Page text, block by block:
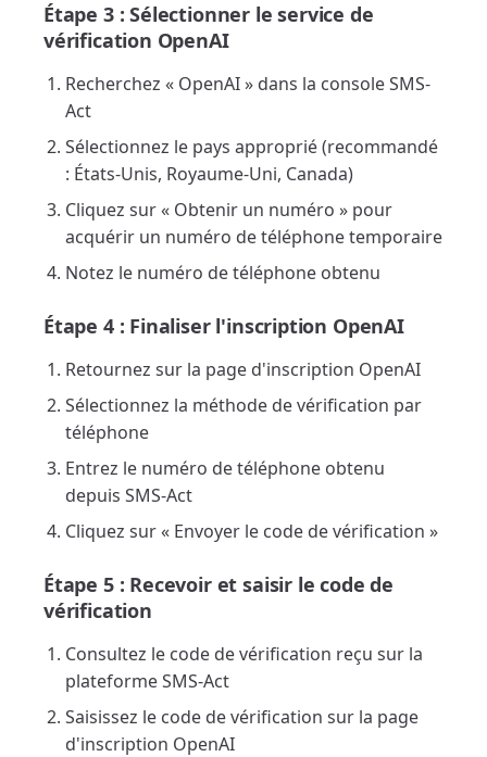
Étape 3 : Sélectionner le service de
vérification OpenAI
Recherchez « OpenAI » dans la console SMS-
Act
Sélectionnez le pays approprié (recommandé
: États-Unis, Royaume-Uni, Canada)
Cliquez sur « Obtenir un numéro » pour
acquérir un numéro de téléphone temporaire
Notez le numéro de téléphone obtenu
Étape 4 : Finaliser l'inscription OpenAI
Retournez sur la page d'inscription OpenAI
Sélectionnez la méthode de vérification par
téléphone
Entrez le numéro de téléphone obtenu
depuis SMS-Act
Cliquez sur « Envoyer le code de vérification »
Étape 5 : Recevoir et saisir le code de
vérification
Consultez le code de vérification reçu sur la
plateforme SMS-Act
Saisissez le code de vérification sur la page
d'inscription OpenAI